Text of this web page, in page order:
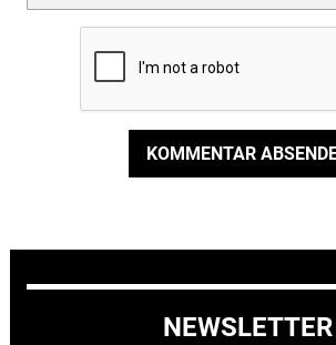
KOMMENTAR
NEWSLETTER